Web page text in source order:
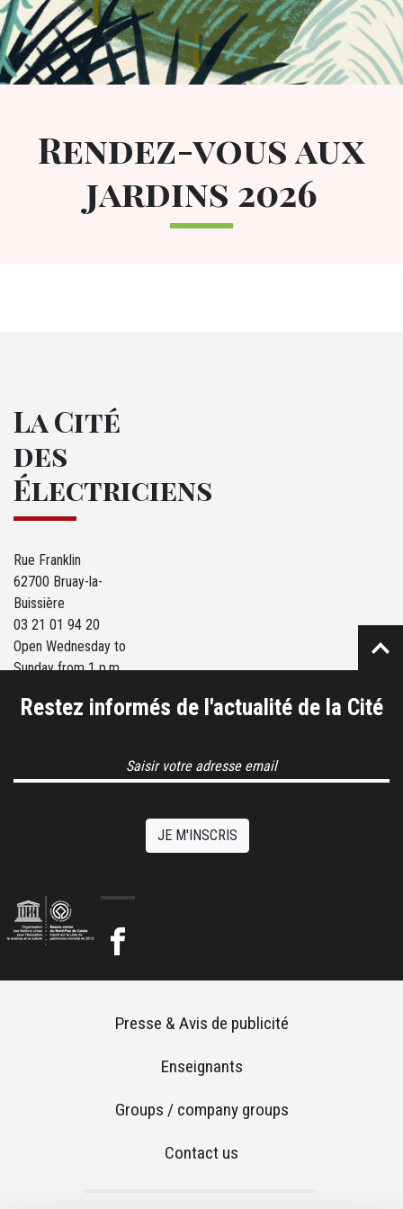
Rendez-vous aux
jardins 2026
La Cité
des
Électriciens
Rue Franklin
62700 Bruay-la-
Buissière
03 21 01 94 20
Open Wednesday to
Sunday from 1 p.m.
Restez informés de l'actualité de la Cité
JE M'INSCRIS
Footer menu
Presse & Avis de publicité
Enseignants
Groups / company groups
Contact us